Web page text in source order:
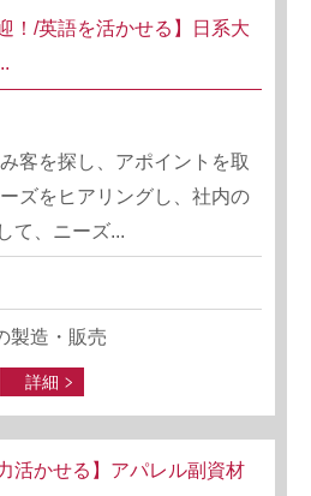
！/英語を活かせる】日系大
客を探し、アポイントを取
ズをヒアリングし、社内の
て、ニーズ...
製造・販売
詳細
活かせる】アパレル副資材